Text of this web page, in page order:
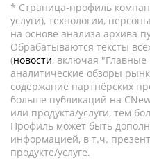
* Страница-профиль
услуги), технологии,
на основе анализа архива
Обрабатываются тексты
(новости, включая "Главные
аналитические обзоры
содержание партнёрских
больше публикаций на
или продукта/услуги, тем
Профиль может быть
информацией, в т.ч.
продукте/услуге.